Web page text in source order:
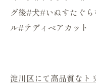
グ後#犬#いぬすたぐ
ル#テディベアカット
淀川区にて高品質なト